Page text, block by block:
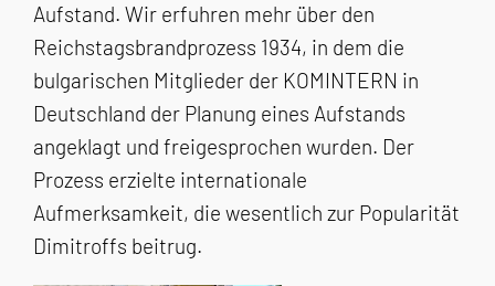
Aufstand. Wir erfuhren mehr über den
Reichstagsbrandprozess 1934, in dem die
bulgarischen Mitglieder der KOMINTERN in
Deutschland der Planung eines Aufstands
angeklagt und freigesprochen wurden. Der
Prozess erzielte internationale
Aufmerksamkeit, die wesentlich zur Popularität
Dimitroffs beitrug.